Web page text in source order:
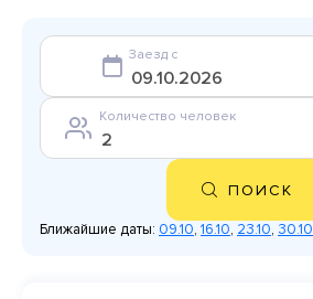
Заезд с
Количество человек
ПОИСК
Ближайшие даты: 09.10, 16.10, 23.10, 30.10